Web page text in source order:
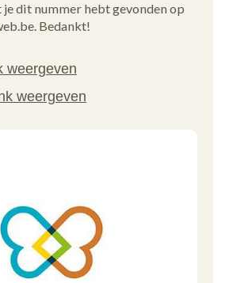
dit nummer hebt gevonden op
Bedankt!